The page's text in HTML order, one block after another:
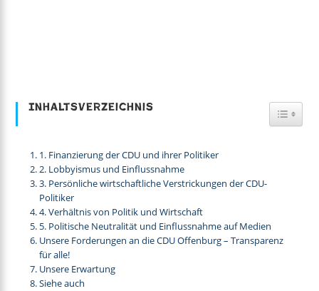
Inhaltsverzeichnis
1. Finanzierung der CDU und ihrer Politiker
2. Lobbyismus und Einflussnahme
3. Persönliche wirtschaftliche Verstrickungen der CDU-
Politiker
4. Verhältnis von Politik und Wirtschaft
5. Politische Neutralität und Einflussnahme auf Medien
Unsere Forderungen an die CDU Offenburg – Transparenz
für alle!
Unsere Erwartung
Siehe auch